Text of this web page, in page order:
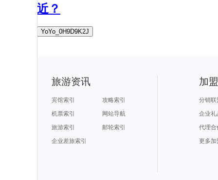
近？
YoYo_0H9D9K2J
旅游资讯
宾馆索引
攻略索引
机票索引
网站导航
旅游索引
邮轮索引
企业差旅索引
加
分销联
企业礼
代理合
更多加